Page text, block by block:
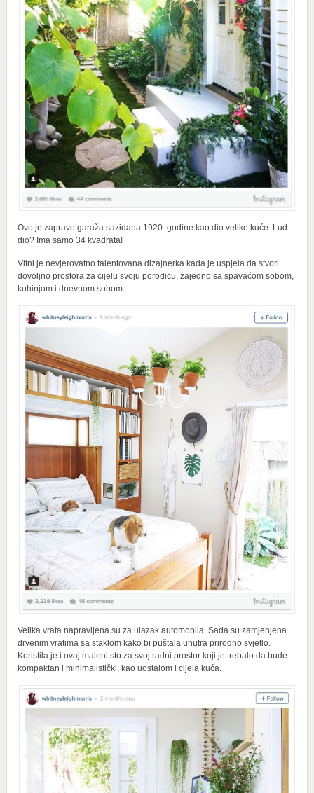
Ovo je zapravo garaža sazidana 1920. godine kao dio velike kuće. Lud
dio? Ima samo 34 kvadrata!
Vitni je nevjerovatno talentovana dizajnerka kada je uspjela da stvori
dovoljno prostora za cijelu svoju porodicu, zajedno sa spavaćom sobom,
kuhinjom i dnevnom sobom.
Velika vrata napravljena su za ulazak automobila. Sada su zamjenjena
drvenim vratima sa staklom kako bi puštala unutra prirodno svjetlo.
Koristila je i ovaj maleni sto za svoj radni prostor koji je trebalo da bude
kompaktan i minimalistički, kao uostalom i cijela kuća.